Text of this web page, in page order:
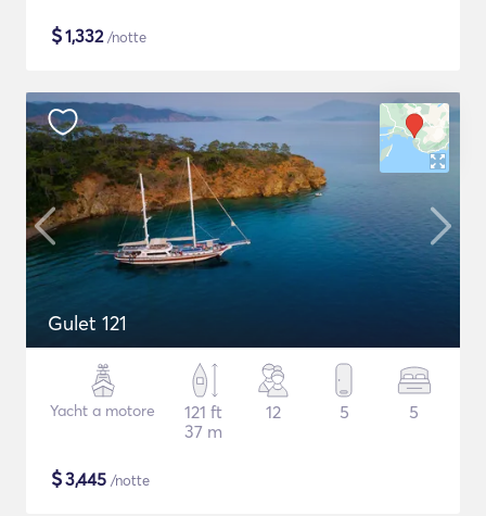
$1,332/notte
Gulet 121
Yacht a motore
121 ft
37 m
12 5 5
$3,445 /notte